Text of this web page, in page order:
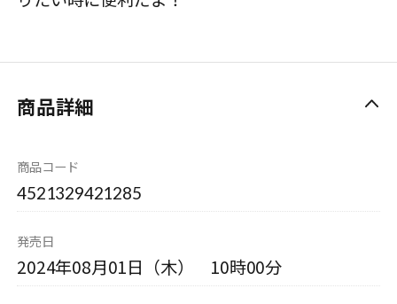
商品詳細
商品コード
4521329421285
発売日
2024年08月01日（木） 10時00分